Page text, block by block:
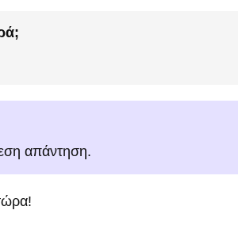
απάντηση.